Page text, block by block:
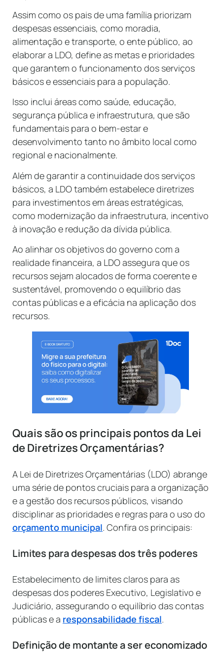
Assim como os pais de uma família priorizam
despesas essenciais, como moradia,
alimentação e transporte, o ente público, ao
elaborar a LDO, define as metas e prioridades
que garantem o funcionamento dos serviços
básicos e essenciais para a população.
Isso inclui áreas como saúde, educação,
segurança pública e infraestrutura, que são
fundamentais para o bem-estar e
desenvolvimento tanto no âmbito local como
regional e nacionalmente.
Além de garantir a continuidade dos serviços
básicos, a LDO também estabelece diretrizes
para investimentos em áreas estratégicas,
como modernização da infraestrutura, incentivo
à inovação e redução da dívida pública.
Ao alinhar os objetivos do governo com a
realidade financeira, a LDO assegura que os
recursos sejam alocados de forma coerente e
sustentável, promovendo o equilíbrio das
contas públicas e a eficácia na aplicação dos
recursos.
Quais são os principais pontos da Lei
de Diretrizes Orçamentárias?
A Lei de Diretrizes Orçamentárias (LDO) abrange
uma série de pontos cruciais para a organização
e a gestão dos recursos públicos, visando
disciplinar as prioridades e regras para o uso do
orçamento municipal. Confira os principais:
Limites para despesas dos três poderes
Estabelecimento de limites claros para as
despesas dos poderes Executivo, Legislativo e
Judiciário, assegurando o equilíbrio das contas
públicas e a responsabilidade fiscal.
Definição de montante a ser economizado